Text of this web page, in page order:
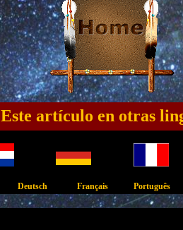
Este artículo en otras
Deutsch Français Português